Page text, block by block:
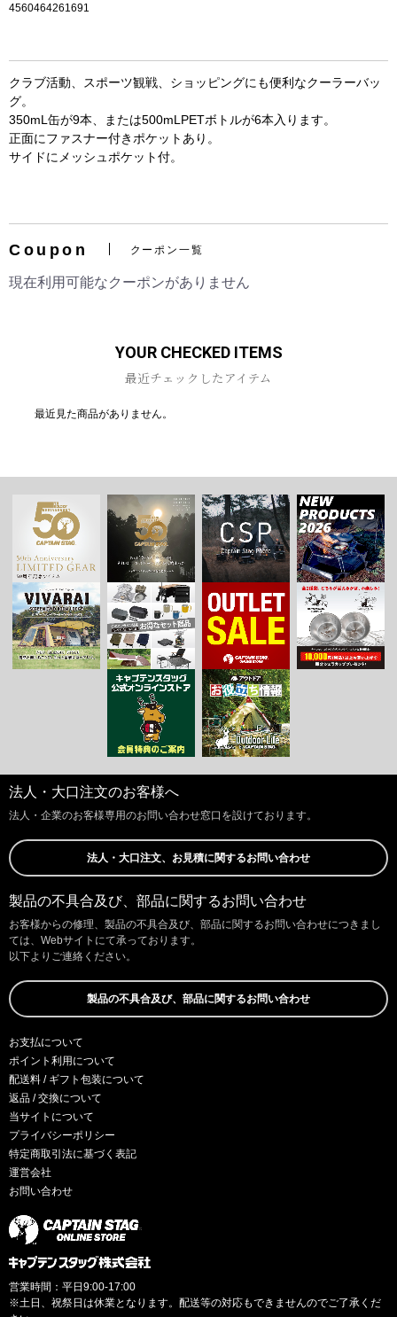
お買い物を続ける
4560464261691
クラブ活動、スポーツ観戦、ショッピングにも便利なクーラーバッ
グ。
350mL缶が9本、または500mLPETボトルが6本入ります。
正面にファスナー付きポケットあり。
サイドにメッシュポケット付。
Coupon クーポン一覧
現在利用可能なクーポンがありません
YOUR CHECKED ITEMS
最近チェックしたアイテム
最近見た商品がありません。
法人・大口注文のお客様へ
法人・企業のお客様専用のお問い合わせ窓口を設けております。
法人・大口注文、お見積に関するお問い合わせ
製品の不具合及び、部品に関するお問い合わせ
お客様からの修理、製品の不具合及び、部品に関するお問い合わせにつきまし
ては、Webサイトにて承っております。
以下よりご連絡ください。
製品の不具合及び、部品に関するお問い合わせ
お支払について
ポイント利用について
配送料 / ギフト包装について
返品 / 交換について
当サイトについて
プライバシーポリシー
特定商取引法に基づく表記
運営会社
お問い合わせ
営業時間：平日9:00-17:00
※土日、祝祭日は休業となります。配送等の対応もできませんのでご了承くだ